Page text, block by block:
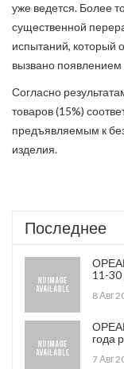
уже ведется. Более
существенной
испытаний, который
вызвано появлением
Согласно
товаров (15%)
предъявляемым к
изделия.
Последнее
11-
8 Авг
года
7 Авг